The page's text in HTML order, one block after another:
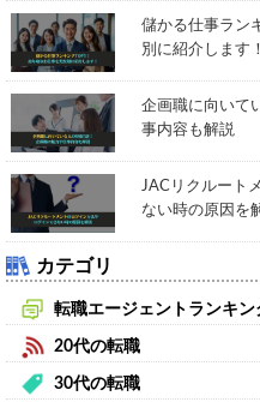
儲かる仕事ラン
別に紹介します！
企画職に向いて
事内容も解説
JACリクルート
ない時の原因を
カテゴリ
転職エージェントランキン
20代の転職
30代の転職